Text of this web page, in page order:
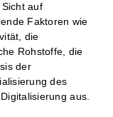
auf
Faktoren wie
die
Rohstoffe, die
der
des
aus.